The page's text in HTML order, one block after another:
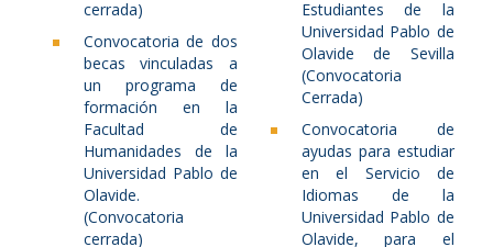
cerrada)
Convocatoria de dos
becas vinculadas a
un programa de
formación en la
Facultad de
Humanidades de la
Universidad Pablo de
Olavide.
(Convocatoria
cerrada)
Estudiantes de la
Universidad Pablo de
Olavide de Sevilla
(Convocatoria
Cerrada)
Convocatoria de
ayudas para estudiar
en el Servicio de
Idiomas de la
Universidad Pablo de
Olavide, para el